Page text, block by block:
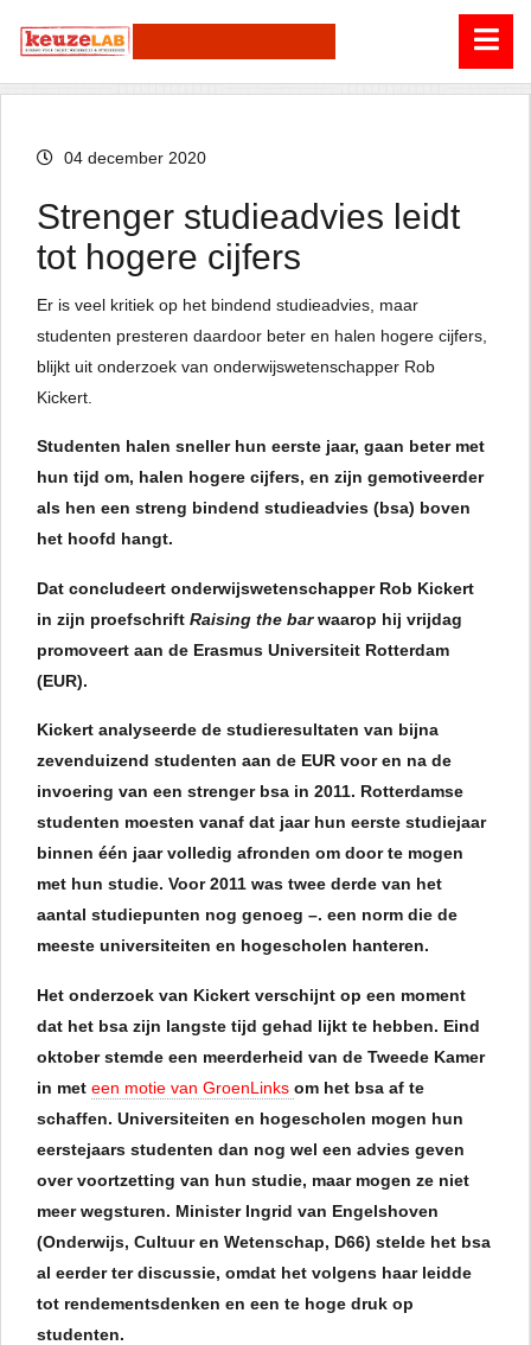
04 december 2020
Strenger studieadvies leidt
tot hogere cijfers
Er is veel kritiek op het bindend studieadvies, maar
studenten presteren daardoor beter en halen hogere cijfers,
blijkt uit onderzoek van onderwijswetenschapper Rob
Kickert.
Studenten halen sneller hun eerste jaar, gaan beter met
hun tijd om, halen hogere cijfers, en zijn gemotiveerder
als hen een streng bindend studieadvies (bsa) boven
het hoofd hangt.
Dat concludeert onderwijswetenschapper Rob Kickert
in zijn proefschrift Raising the barwaarop hij vrijdag
promoveert aan de Erasmus Universiteit Rotterdam
(EUR).
Kickert analyseerde de studieresultaten van bijna
zevenduizend studenten aan de EUR voor en na de
invoering van een strenger bsa in 2011. Rotterdamse
studenten moesten vanaf dat jaar hun eerste studiejaar
binnen één jaar volledig afronden om door te mogen
met hun studie. Voor 2011 was twee derde van het
aantal studiepunten nog genoeg –. een norm die de
meeste universiteiten en hogescholen hanteren.
Het onderzoek van Kickert verschijnt op een moment
dat het bsa zijn langste tijd gehad lijkt te hebben. Eind
oktober stemde een meerderheid van de Tweede Kamer
in met een motie van GroenLinks om het bsa af te
schaffen. Universiteiten en hogescholen mogen hun
eerstejaars studenten dan nog wel een advies geven
over voortzetting van hun studie, maar mogen ze niet
meer wegsturen. Minister Ingrid van Engelshoven
(Onderwijs, Cultuur en Wetenschap, D66) stelde het bsa
al eerder ter discussie, omdat het volgens haar leidde
tot rendementsdenken en een te hoge druk op
studenten.